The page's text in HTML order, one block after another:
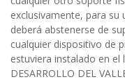
exclusivamente, para su
deberá abstenerse de
cualquier dispositivo de
estuviera instalado en el
DESARROLLO DEL